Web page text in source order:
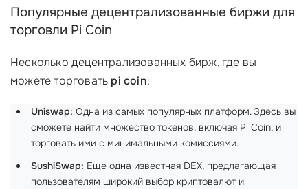
Популярные децентрализованные биржи для
торговли Pi Coin
Несколько децентрализованных бирж, где вы
можете торговать pi coin:
Uniswap: Одна из самых популярных платформ. Здесь вы
сможете найти множество токенов, включая Pi Coin, и
торговать ими с минимальными комиссиями.
SushiSwap: Еще одна известная DEX, предлагающая
пользователям широкий выбор криптовалют и